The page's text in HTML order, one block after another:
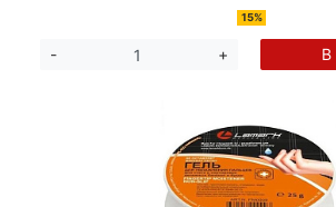
15%
- + В